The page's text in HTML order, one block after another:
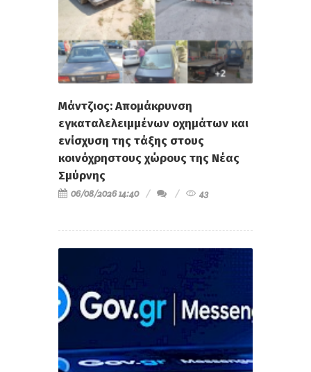
Μάντζιος: Απομάκρυνση
εγκαταλελειμμένων οχημάτων και
ενίσχυση της τάξης στους
κοινόχρηστους χώρους της Νέας
Σμύρνης
06/08/2026 14:40 43